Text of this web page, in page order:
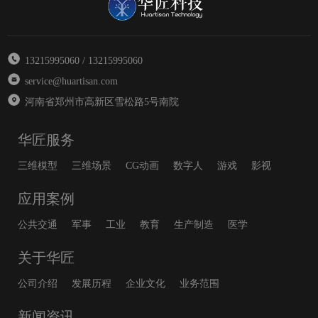
13215995060 / 13215995060
service@huartisan.com
河南省郑州市高新区雪松路5号南院
华匠服务
三维模型 三维场景 CG动画 数字人 游戏 影视
应用案例
公共交通 军事 工业 教育 生产制造 医学
关于华匠
公司介绍 发展历程 企业文化 业务范围